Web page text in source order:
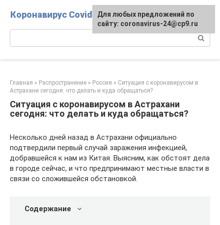
Коронавирус Covid-19
Главная » Распространение » Россия » Ситуация с коронавирусом в
Астрахани сегодня: что делать и куда обращаться?
Ситуация с коронавирусом в Астрахани
сегодня: что делать и куда обращаться?
Несколько дней назад в Астрахани официально
подтвердили первый случай заражения инфекцией,
добравшейся к нам из Китая. Выясним, как обстоят дела
в городе сейчас, и что предпринимают местные власти в
связи со сложившейся обстановкой.
Содержание
Для любых предложений по
сайту: coronavirus-24@cp9.ru